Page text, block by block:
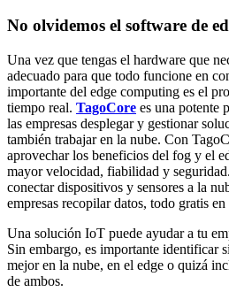
No olvidemos el software de
Una vez que tengas el hardware que
adecuado para que todo funcione en
importante del edge computing es el
tiempo real. TagoCore es una potente
las empresas desplegar y gestionar
también trabajar en la nube. Con
aprovechar los beneficios del fog y el
mayor velocidad, fiabilidad y
conectar dispositivos y sensores a la
empresas recopilar datos, todo gratis
Una solución IoT puede ayudar a tu
Sin embargo, es importante identificar
mejor en la nube, en el edge o quizá
de ambos.